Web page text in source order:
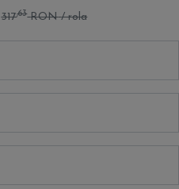
317,63 RON / rola